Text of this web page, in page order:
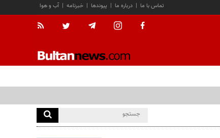
آب و هوا | خبرنامه | پیوندها | درباره ما | تماس با ما